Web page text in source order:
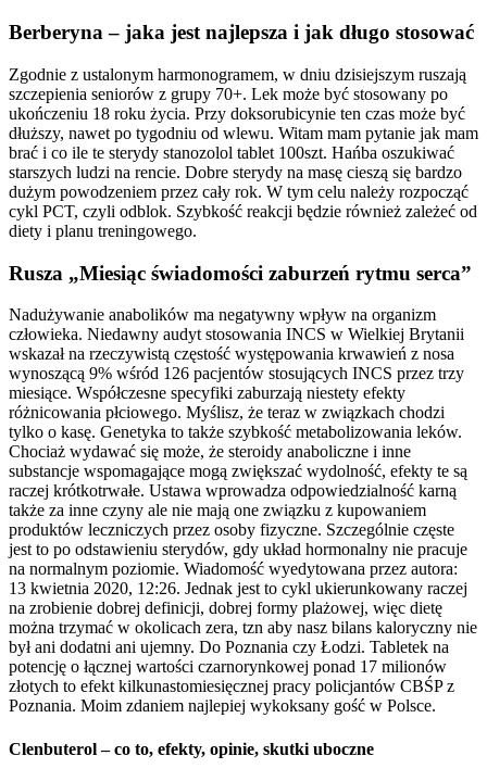
Berberyna – jaka jest najlepsza i jak długo stosować
Zgodnie z ustalonym harmonogramem, w dniu dzisiejszym ruszają
szczepienia seniorów z grupy 70+. Lek może być stosowany po
ukończeniu 18 roku życia. Przy doksorubicynie ten czas może być
dłuższy, nawet po tygodniu od wlewu. Witam mam pytanie jak mam
brać i co ile te sterydy stanozolol tablet 100szt. Hańba oszukiwać
starszych ludzi na rencie. Dobre sterydy na masę cieszą się bardzo
dużym powodzeniem przez cały rok. W tym celu należy rozpocząć
cykl PCT, czyli odblok. Szybkość reakcji będzie również zależeć od
diety i planu treningowego.
Rusza „Miesiąc świadomości zaburzeń rytmu serca”
Nadużywanie anabolików ma negatywny wpływ na organizm
człowieka. Niedawny audyt stosowania INCS w Wielkiej Brytanii
wskazał na rzeczywistą częstość występowania krwawień z nosa
wynoszącą 9% wśród 126 pacjentów stosujących INCS przez trzy
miesiące. Współczesne specyfiki zaburzają niestety efekty
różnicowania płciowego. Myślisz, że teraz w związkach chodzi
tylko o kasę. Genetyka to także szybkość metabolizowania leków.
Chociaż wydawać się może, że steroidy anaboliczne i inne
substancje wspomagające mogą zwiększać wydolność, efekty te są
raczej krótkotrwałe. Ustawa wprowadza odpowiedzialność karną
także za inne czyny ale nie mają one związku z kupowaniem
produktów leczniczych przez osoby fizyczne. Szczególnie częste
jest to po odstawieniu sterydów, gdy układ hormonalny nie pracuje
na normalnym poziomie. Wiadomość wyedytowana przez autora:
13 kwietnia 2020, 12:26. Jednak jest to cykl ukierunkowany raczej
na zrobienie dobrej definicji, dobrej formy plażowej, więc dietę
można trzymać w okolicach zera, tzn aby nasz bilans kaloryczny nie
był ani dodatni ani ujemny. Do Poznania czy Łodzi. Tabletek na
potencję o łącznej wartości czarnorynkowej ponad 17 milionów
złotych to efekt kilkunastomiesięcznej pracy policjantów CBŚP z
Poznania. Moim zdaniem najlepiej wykoksany gość w Polsce.
Clenbuterol – co to, efekty, opinie, skutki uboczne